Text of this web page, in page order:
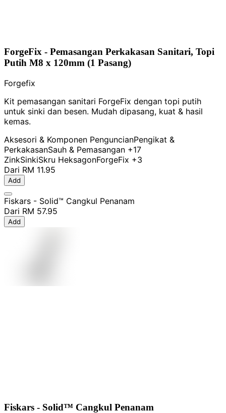
ForgeFix - Pemasangan Perkakasan Sanitari, Topi
Putih M8 x 120mm (1 Pasang)
Forgefix
Kit pemasangan sanitari ForgeFix dengan topi putih
untuk sinki dan besen. Mudah dipasang, kuat & hasil
kemas.
Aksesori & Komponen PenguncianPengikat &
PerkakasanSauh & Pemasangan +17
ZinkSinkiSkru HeksagonForgeFix +3
Dari RM 11.95
Add
Fiskars - Solid™ Cangkul Penanam
Dari RM 57.95
Add
Fiskars - Solid™ Cangkul Penanam